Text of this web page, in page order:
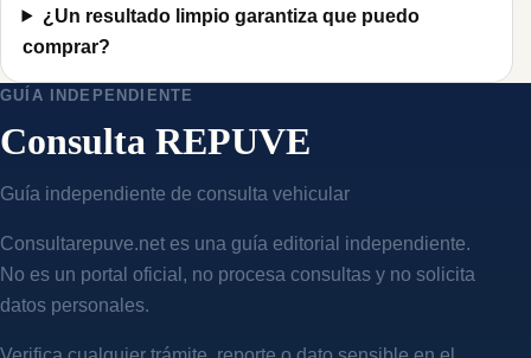
¿Un resultado limpio garantiza que puedo
comprar?
GUÍA INDEPENDIENTE
Consulta REPUVE
Guía independiente de consulta vehicular
Consultarepuve.net es una guía editorial independiente.
No es un portal oficial, no procesa consultas y no solicita
datos personales.